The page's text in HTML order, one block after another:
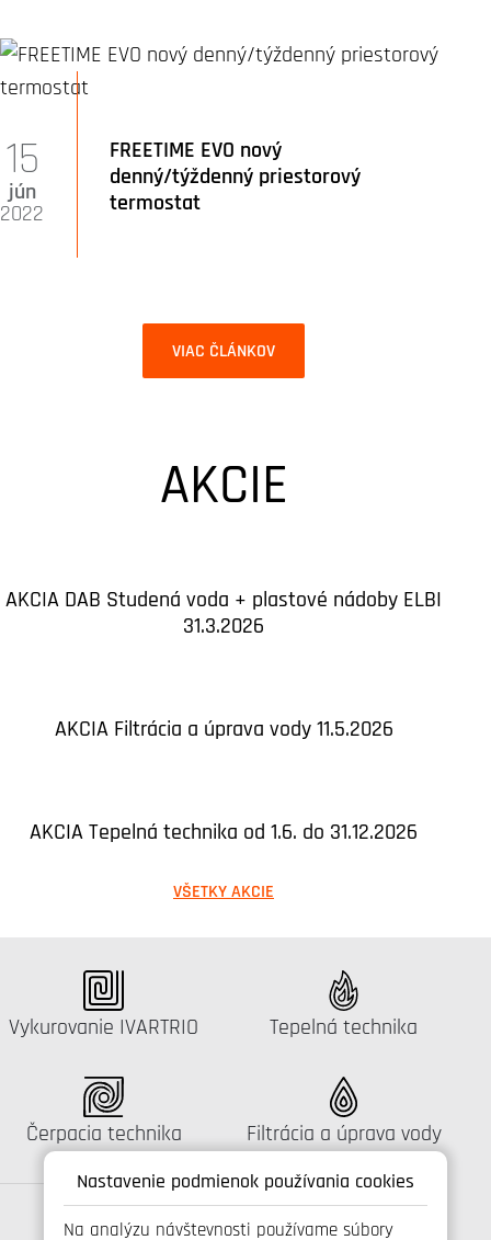
Nastavenie podmienok používania cookies
Na analýzu návštevnosti používame súbory
FREETIME EVO nový
denný/týždenný priestorový
termostat
15
jún
2022
VIAC ČLÁNKOV
AKCIE
AKCIA DAB Studená voda + plastové nádoby ELBI
31.3.2026
AKCIA Filtrácia a úprava vody 11.5.2026
AKCIA Tepelná technika od 1.6. do 31.12.2026
VŠETKY AKCIE
Katalógus:
Vykurovanie IVARTRIO Katalógus:
Tepelná technika
Katalógus:
Čerpacia technika Katalógus:
Filtrácia a úprava vody